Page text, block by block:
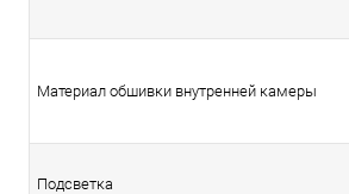
Материал обшивки внутренней камеры
Подсветка